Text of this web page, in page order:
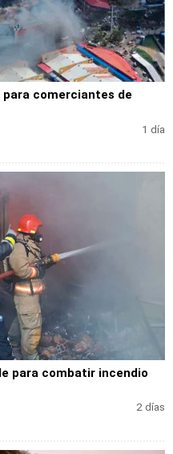
comerciantes de
1 día
para combatir incendio
2 días